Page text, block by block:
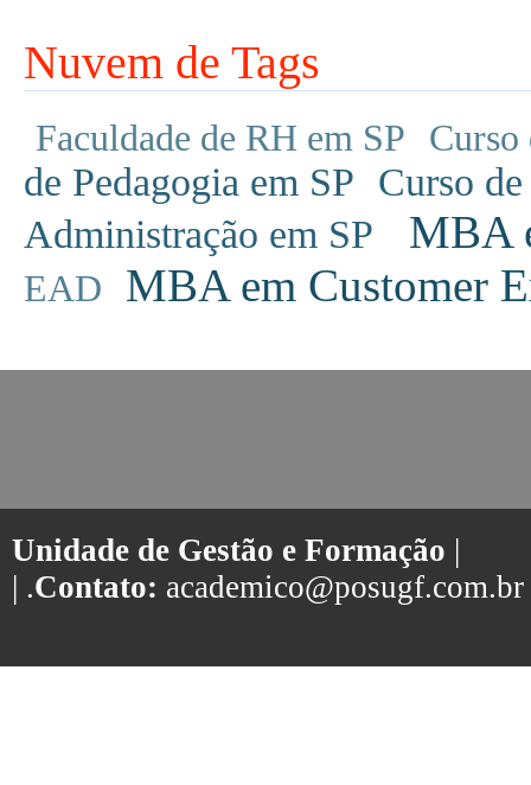
Nuvem de Tags
Faculdade de RH em SP Curso
de Pedagogia em SP Curso
Administração em SP
MBA
EAD MBA em Customer
Unidade de Gestão e Formação |
| .Contato: academico@posugf.com.br